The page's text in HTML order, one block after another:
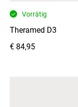
Vorrätig
Theramed D3
€ 84,95